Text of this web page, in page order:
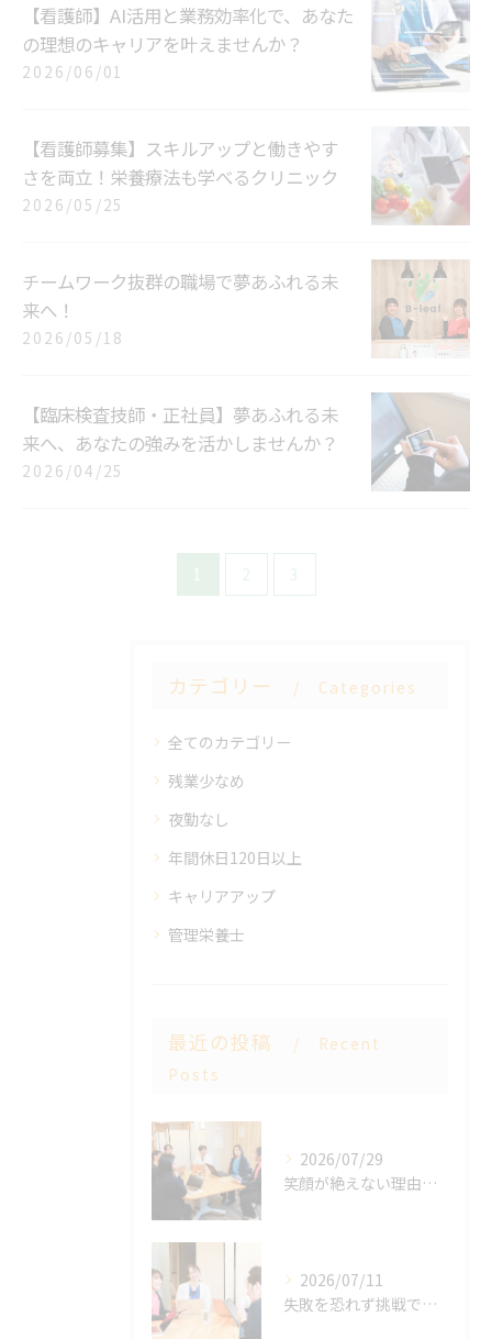
【看護師】AI活用と業務効率化で、あなた
の理想のキャリアを叶えませんか？
2026/06/01
【看護師募集】スキルアップと働きやす
さを両立！栄養療法も学べるクリニック
2026/05/25
チームワーク抜群の職場で夢あふれる未
来へ！
2026/05/18
【臨床検査技師・正社員】夢あふれる未
来へ、あなたの強みを活かしませんか？
2026/04/25
1 2 3
カテゴリー Categories
全てのカテゴリー
残業少なめ
夜勤なし
年間休日120日以上
キャリアアップ
管理栄養士
最近の投稿
Recent
Posts
2026/07/29
笑顔が絶えない理由とは？内科小児科クリニックの「仲の良さ」と心地よいコミュニケーション
2026/07/11
失敗を恐れず挑戦できる！B-leafが大切にする「心理的安全性」とスタッフの「成長」